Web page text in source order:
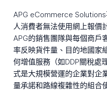
APG eCommerce
人消費者無法使用網上報價
APG的銷售團隊與每個商戶
率反映貨件量、目的地國家
何增值服務（如DDP關稅處
式是大規模營運的企業對企
量承諾和路線複雜性的組合